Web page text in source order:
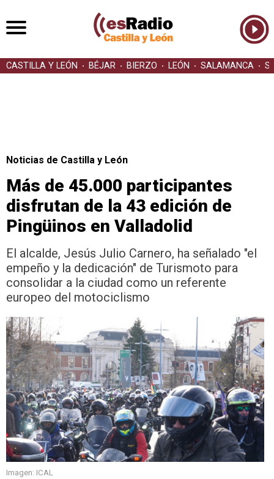
CASTILLA Y LEÓN BÉJAR BIERZO LEÓN SALAMANCA
Noticias de Castilla y León
Más de 45.000 participantes
disfrutan de la 43 edición de
Pingüinos en Valladolid
El alcalde, Jesús Julio Carnero, ha señalado "el
empeño y la dedicación" de Turismoto para
consolidar a la ciudad como un referente
europeo del motociclismo
Imagen: ICAL